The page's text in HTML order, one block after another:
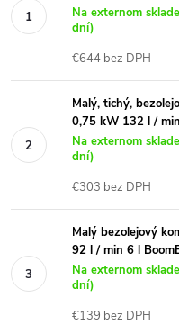
Na externom
dní)
€644 bez DPH
Malý, tichý,
0,75 kW 132 l /
Na externom
dní)
€303 bez DPH
Malý bezolejový
92 l / min 6 l
Na externom
dní)
€139 bez DPH